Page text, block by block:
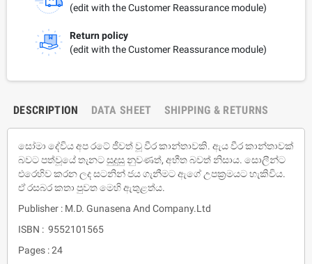
(edit with the Customer Reassurance module)
Return policy
(edit with the Customer Reassurance module)
DESCRIPTION DATA SHEET SHIPPING & RETURNS
සෝමා දේවිය අප රටේ ජීවත් වූ වීර කාන්තාවකි. ඇය වීර කාන්තාවක්
බවට පත්වූයේ තැනට සුදුසු නුවණත්, අභීත බවත් නිසාය. සොලීන්ට
එරෙහිව කරන ලද සටනින් ජය ගැනීමට ඇගේ උපක‍්‍රමයට හැකිවිය.
ඒ රසබර කතා පුවත මෙහි ඇතුළත්ය.
Publisher : M.D. Gunasena And Company.Ltd
ISBN : 9552101565
Pages : 24